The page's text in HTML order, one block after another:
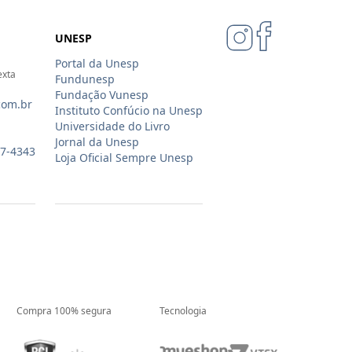
4343
UNESP
Portal da Unesp
Fundunesp
Fundação Vunesp
Instituto Confúcio na Unesp
Universidade do Livro
Jornal da Unesp
Loja Oficial Sempre Unesp
Compra 100% segura Tecnologia